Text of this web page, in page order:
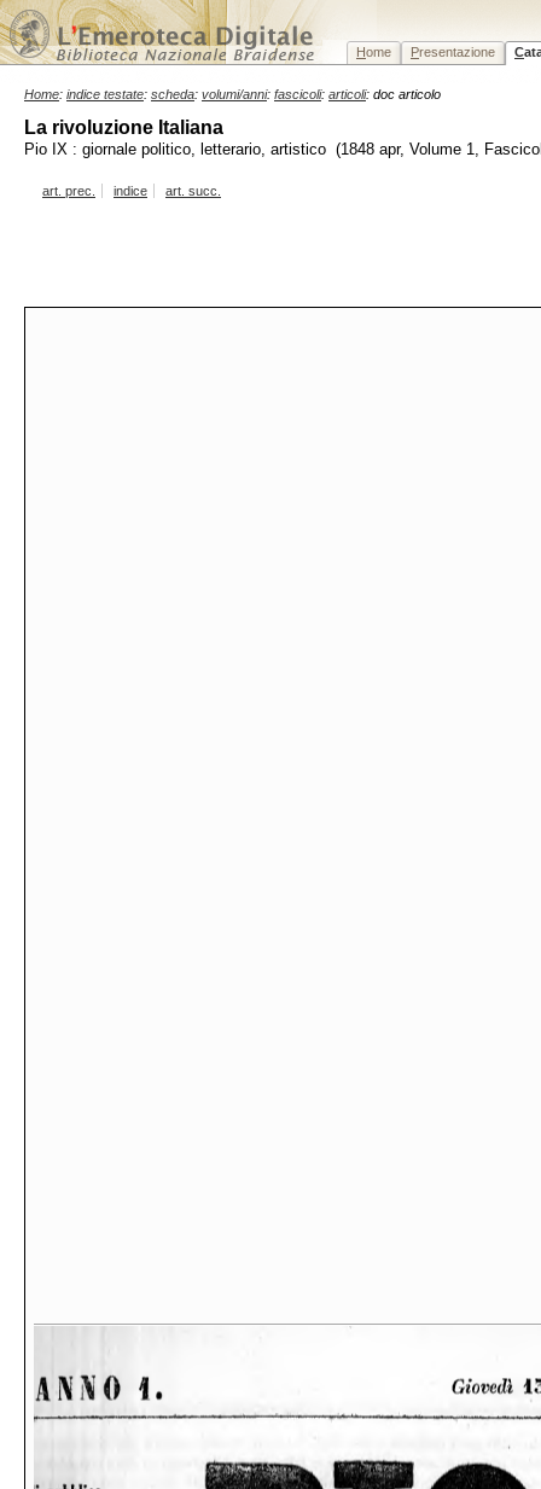
Home Presentazione C
Home: indice testate: scheda: volumi/anni: fascicoli: articoli: doc articolo
La rivoluzione Italiana
Pio IX : giornale politico, letterario, artistico (1848 apr, Volume 1,
art. prec. indice art. succ.